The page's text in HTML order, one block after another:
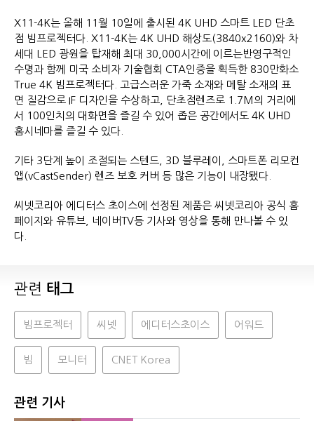
X11-4K는 올해 11월 10일에 출시된 4K UHD 스마트 LED 단초
점 빔프로젝터다. X11-4K는 4K UHD 해상도(3840x2160)와 차
세대 LED 광원을 탑재해 최대 30,000시간에 이르는반영구적인
수명과 함께 미국 소비자 기술협회 CTA인증을 획득한 830만화소
True 4K 빔프로젝터다. 고급스러운 가죽 소재와 메탈 소재의 표
면 질감으로 IF 디자인을 수상하고, 단초점렌즈로 1.7M의 거리에
서 100인치의 대화면을 즐길 수 있어 좁은 공간에서도 4K UHD
홈시네마를 즐길 수 있다.
기타 3단계 높이 조절되는 스텐드, 3D 블루레이, 스마트폰 리모컨
앱(vCastSender) 렌즈 보호 커버 등 많은 기능이 내장됐다.
씨넷코리아 에디터스 초이스에 선정된 제품은 씨넷코리아 공식 홈
페이지와 유튜브, 네이버TV등 기사와 영상을 통해 만나볼 수 있
다.
관련 태그
빔프로젝터 씨넷 에디터스초이스 어워드
빔 모니터 CNET Korea
관련 기사